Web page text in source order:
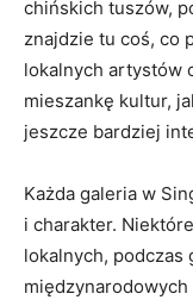
chińskich tuszów,
znajdzie tu coś, co
lokalnych artystów
mieszankę kultur,
jeszcze bardziej
Każda galeria‌ w
i⁣ charakter.
lokalnych, podczas